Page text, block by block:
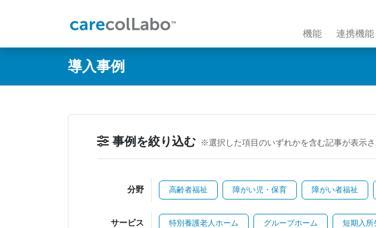
機能 連携機能
導入事例
事例を絞り込む ※選択した項目のいずれかを含む記事が表示さ
分野 高齢者福祉 障がい児・保育 障がい者福祉
サービス 特別養護老人ホーム グループホーム 短期入所